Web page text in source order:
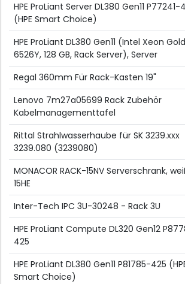
HPE ProLiant Server DL380 Gen11 P77241-
(HPE Smart Choice)
HPE ProLiant DL380 Gen11 (Intel Xeon Gold
6526Y, 128 GB, Rack Server), Server
Regal 360mm Für Rack-Kasten 19"
Lenovo 7m27a05699 Rack Zubehör
Kabelmanagementtafel
Rittal Strahlwasserhaube für SK 3239.xxx
3239.080 (3239080)
MONACOR RACK-15NV Serverschrank,
15HE
Inter-Tech IPC 3U-30248 - Rack 3U
HPE ProLiant Compute DL320 Gen12
425
HPE ProLiant DL380 Gen11 P81785-425
Smart Choice)